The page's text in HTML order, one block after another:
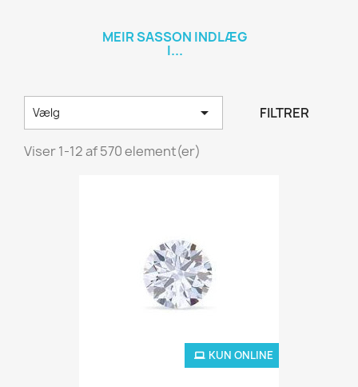
MEIR SASSON INDLÆG
I...
Vælg  FILTRER
Viser 1-12 af 570 element(er)
KUN ONLINE